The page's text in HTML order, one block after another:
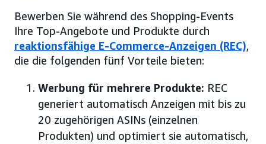
Bewerben Sie während des Shopping-Events
Ihre Top-Angebote und Produkte durch
reaktionsfähige E-Commerce-Anzeigen (REC),
die die folgenden fünf Vorteile bieten:
Werbung für mehrere Produkte: REC
generiert automatisch Anzeigen mit bis zu
20 zugehörigen ASINs (einzelnen
Produkten) und optimiert sie automatisch,